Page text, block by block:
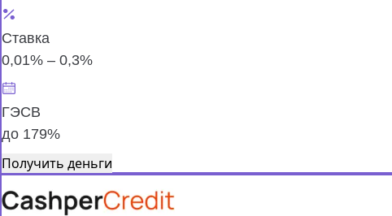
Ставка
0,01% – 0,3%
ГЭСВ
до 179%
Получить деньги